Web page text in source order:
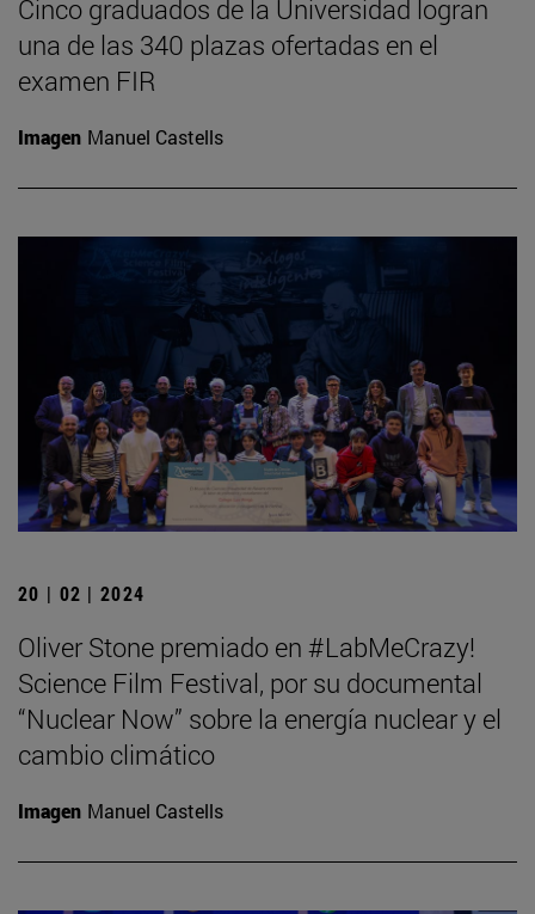
Cinco graduados de la Universidad logran
una de las 340 plazas ofertadas en el
examen FIR
Imagen Manuel Castells
20 | 02 | 2024
Oliver Stone premiado en #LabMeCrazy!
Science Film Festival, por su documental
“Nuclear Now” sobre la energía nuclear y el
cambio climático
Imagen Manuel Castells